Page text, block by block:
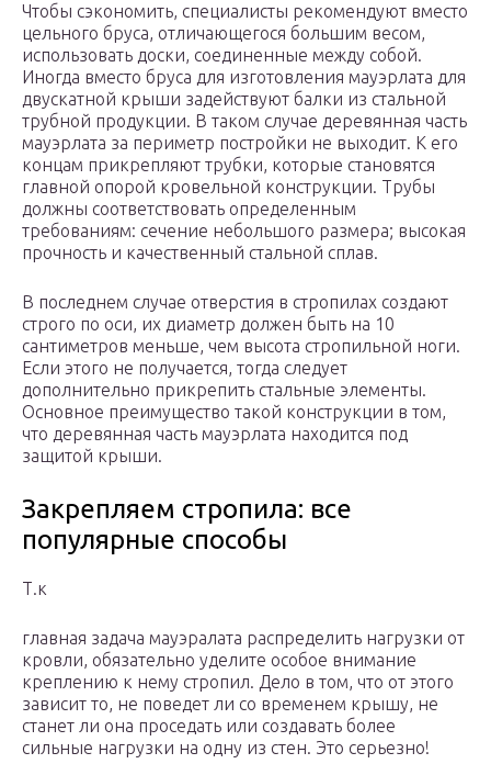
Чтобы сэкономить, специалисты рекомендуют вместо
цельного бруса, отличающегося большим весом,
использовать доски, соединенные между собой.
Иногда вместо бруса для изготовления мауэрлата для
двускатной крыши задействуют балки из стальной
трубной продукции. В таком случае деревянная часть
мауэрлата за периметр постройки не выходит. К его
концам прикрепляют трубки, которые становятся
главной опорой кровельной конструкции. Трубы
должны соответствовать определенным
требованиям: сечение небольшого размера; высокая
прочность и качественный стальной сплав.
В последнем случае отверстия в стропилах создают
строго по оси, их диаметр должен быть на 10
сантиметров меньше, чем высота стропильной ноги.
Если этого не получается, тогда следует
дополнительно прикрепить стальные элементы.
Основное преимущество такой конструкции в том,
что деревянная часть мауэрлата находится под
защитой крыши.
Закрепляем стропила: все
популярные способы
Т.к
главная задача мауэралата распределить нагрузки от
кровли, обязательно уделите особое внимание
креплению к нему стропил. Дело в том, что от этого
зависит то, не поведет ли со временем крышу, не
станет ли она проседать или создавать более
сильные нагрузки на одну из стен. Это серьезно!